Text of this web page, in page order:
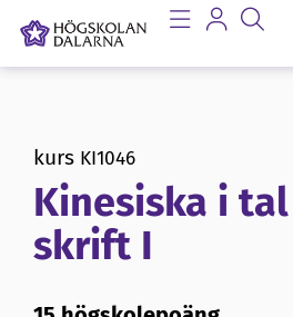
kurs KI1046
Kinesiska i
skrift I